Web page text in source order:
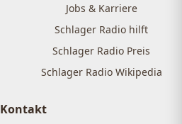
Jobs & Karriere
Schlager Radio hilft
Schlager Radio Preis
Schlager Radio Wikipedia
Kontakt